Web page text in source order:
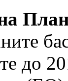
до